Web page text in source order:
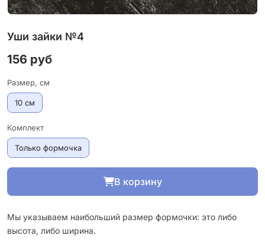
Уши зайки №4
156 руб
Размер, см
10 см
Комплект
Только формочка
В корзину
Мы указываем наибольший размер формочки: это либо
высота, либо ширина.